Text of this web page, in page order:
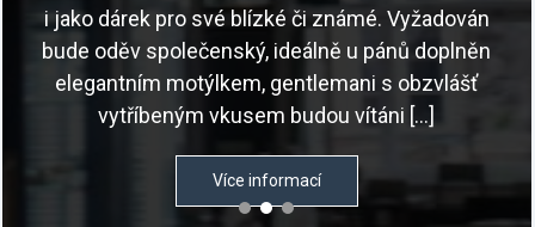
i jako dárek pro své blízké či známé. Vyžadován
bude oděv společenský, ideálně u pánů doplněn
elegantním motýlkem, gentlemani s obzvlášť
vytříbeným vkusem budou vítáni […]
Více informací